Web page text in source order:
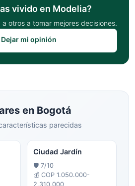
vivido en Modelia?
otros a tomar mejores decisiones.
mi opinión
en Bogotá
parecidas
Ciudad Jardín
🛡️ 7/10
💰 COP 1.050.000-
2.310.000